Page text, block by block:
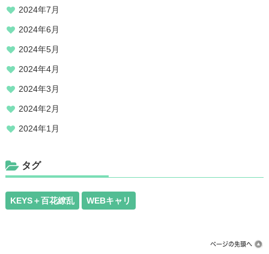
2024年7月
2024年6月
2024年5月
2024年4月
2024年3月
2024年2月
2024年1月
タグ
KEYS＋百花繚乱 WEBキャリ